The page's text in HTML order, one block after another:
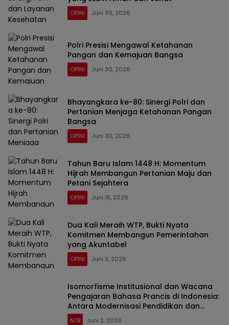
OPINI Juni 30, 2026
Polri Presisi Mengawal Ketahanan
Pangan dan Kemajuan Bangsa
OPINI Juni 30, 2026
Bhayangkara ke-80: Sinergi Polri dan
Pertanian Menjaga Ketahanan Pangan
Bangsa
OPINI Juni 30, 2026
Tahun Baru Islam 1448 H: Momentum
Hijrah Membangun Pertanian Maju dan
Petani Sejahtera
OPINI Juni 15, 2026
Dua Kali Meraih WTP, Bukti Nyata
Komitmen Membangun Pemerintahan
yang Akuntabel
OPINI Juni 3, 2026
Isomorfisme Institusional dan Wacana
Pengajaran Bahasa Prancis di Indonesia:
Antara Modernisasi Pendidikan dan
Mimikri Kebijakan
NTB Juni 2, 2026